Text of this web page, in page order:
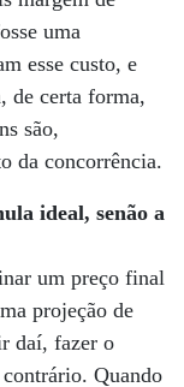
uma
esse custo, e
de certa forma,
são,
da concorrência.
ideal, senão a
um preço final
projeção de
daí, fazer o
Quando